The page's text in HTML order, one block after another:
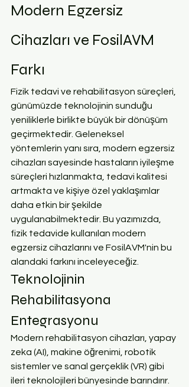
Modern Egzersiz
Cihazları ve FosilAVM
Farkı
Fizik tedavi ve rehabilitasyon süreçleri,
günümüzde teknolojinin sunduğu
yeniliklerle birlikte büyük bir dönüşüm
geçirmektedir. Geleneksel
yöntemlerin yanı sıra, modern egzersiz
cihazları sayesinde hastaların iyileşme
süreçleri hızlanmakta, tedavi kalitesi
artmakta ve kişiye özel yaklaşımlar
daha etkin bir şekilde
uygulanabilmektedir. Bu yazımızda,
fizik tedavide kullanılan modern
egzersiz cihazlarını ve FosilAVM'nin bu
alandaki farkını inceleyeceğiz.
Teknolojinin
Rehabilitasyona
Entegrasyonu
Modern rehabilitasyon cihazları, yapay
zeka (AI), makine öğrenimi, robotik
sistemler ve sanal gerçeklik (VR) gibi
ileri teknolojileri bünyesinde barındırır.